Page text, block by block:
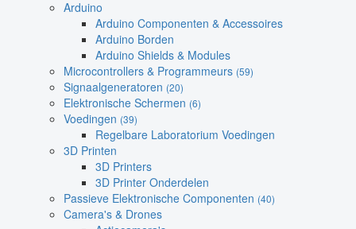
Arduino
Arduino Componenten & Accessoires
Arduino Borden
Arduino Shields & Modules
Microcontrollers & Programmeurs (59)
Signaalgeneratoren (20)
Elektronische Schermen (6)
Voedingen (39)
Regelbare Laboratorium Voedingen
3D Printen
3D Printers
3D Printer Onderdelen
Passieve Elektronische Componenten (40)
Camera's & Drones